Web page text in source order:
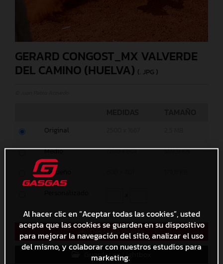
GERARD CONGOST_MX VALVERDE
DEL CAMINO (HUELVA) (. JPG )
Original
Medio 1200 x 801 502,9 KB
Pequeño
Descarga directa
Guardar en Lightbox
Al hacer clic en “Aceptar todas las cookies”, usted
acepta que las cookies se guarden en su dispositivo
para mejorar la navegación del sitio, analizar el uso
del mismo, y colaborar con nuestros estudios para
marketing.